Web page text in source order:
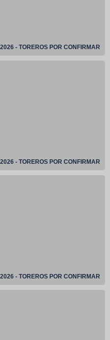
- TOREROS POR CONFIRMAR
- TOREROS POR CONFIRMAR
- TOREROS POR CONFIRMAR